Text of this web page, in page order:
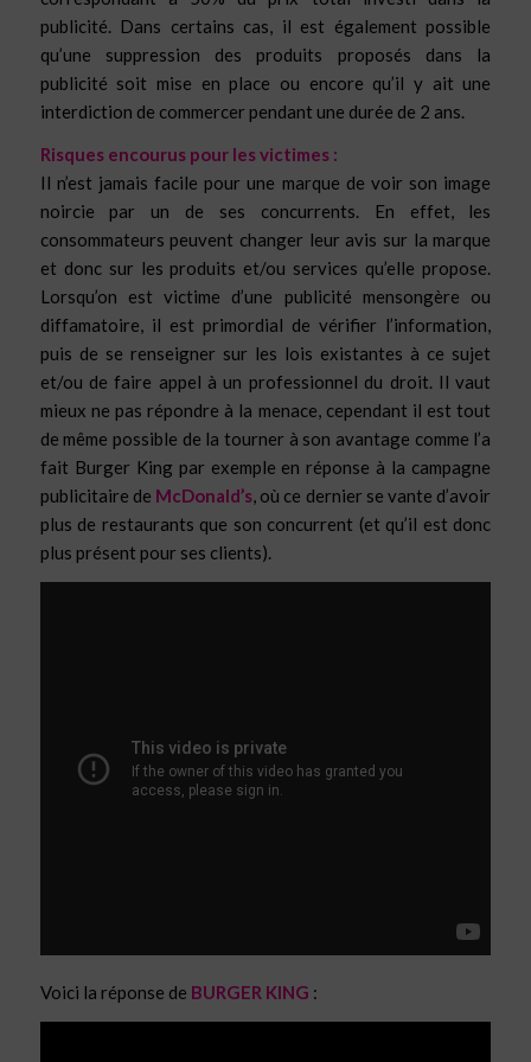
publicité. Dans certains cas, il est également possible
qu’une suppression des produits proposés dans la
publicité soit mise en place ou encore qu’il y ait une
interdiction de commercer pendant une durée de 2 ans.
Risques encourus pour les victimes :
Il n’est jamais facile pour une marque de voir son image
noircie par un de ses concurrents. En effet, les
consommateurs peuvent changer leur avis sur la marque
et donc sur les produits et/ou services qu’elle propose.
Lorsqu’on est victime d’une publicité mensongère ou
diffamatoire, il est primordial de vérifier l’information,
puis de se renseigner sur les lois existantes à ce sujet
et/ou de faire appel à un professionnel du droit. Il vaut
mieux ne pas répondre à la menace, cependant il est tout
de même possible de la tourner à son avantage comme l’a
fait Burger King par exemple en réponse à la campagne
publicitaire de McDonald’s, où ce dernier se vante d’avoir
plus de restaurants que son concurrent (et qu’il est donc
plus présent pour ses clients).
Voici la réponse de BURGER KING :